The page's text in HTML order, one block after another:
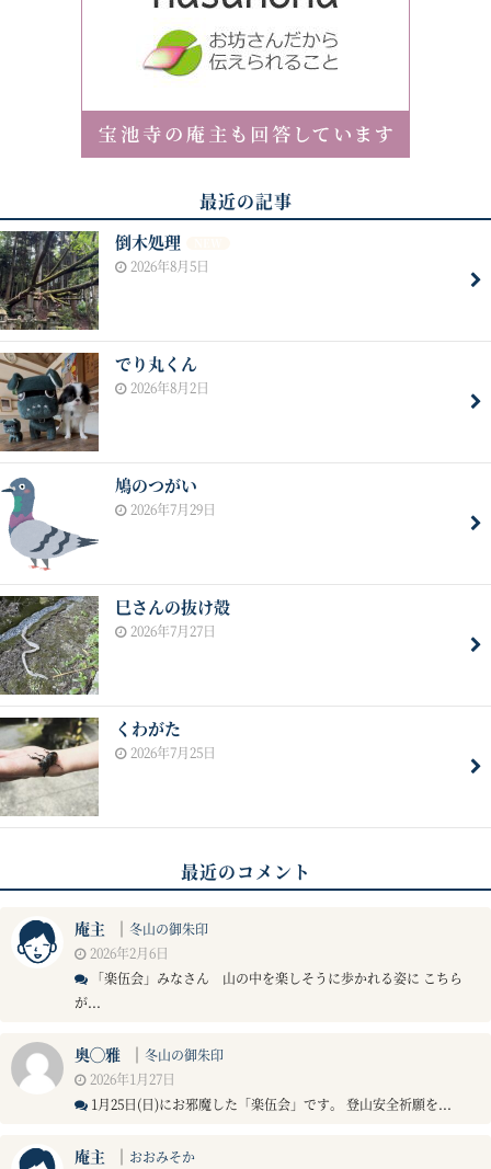
最近の記事
倒木処理
2026年8月5日
でり丸くん
2026年8月2日
鳩のつがい
2026年7月29日
巳さんの抜け殻
2026年7月27日
くわがた
2026年7月25日
最近のコメント
庵主 ｜ 冬山の御朱印
2026年2月6日
「楽伍会」みなさん 山の中を楽しそうに歩かれる姿に こちら
が...
奥◯雅 ｜ 冬山の御朱印
2026年1月27日
1月25日(日)にお邪魔した「楽伍会」です。 登山安全祈願を...
庵主 ｜ おおみそか